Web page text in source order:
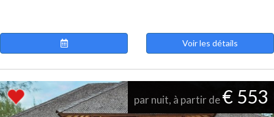
Voir les détails
par nuit, à partir de€ 553